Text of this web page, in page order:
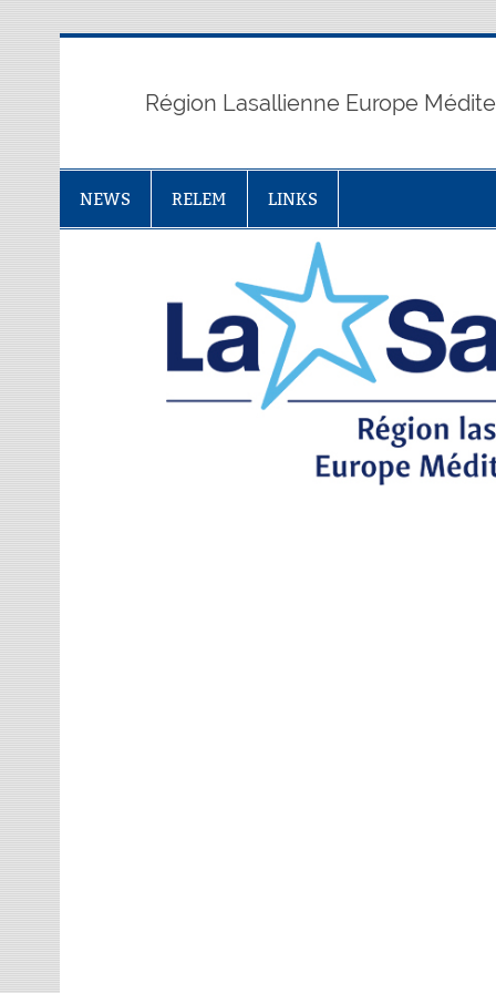
Région Lasallienne Europe
NEWS RELEM LINKS